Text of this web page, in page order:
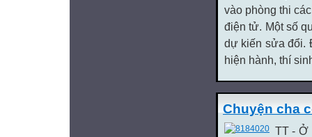
vào phòng thi
điện tử. Một số
dự kiến sửa đổi.
hiện hành, thí
Chuyện cha
TT - Ở